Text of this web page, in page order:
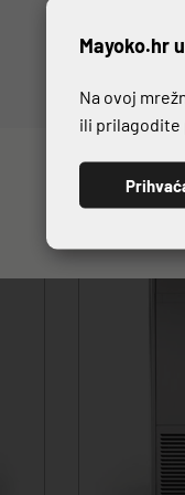
Mayoko.hr
Na ovoj
ili prilagodite